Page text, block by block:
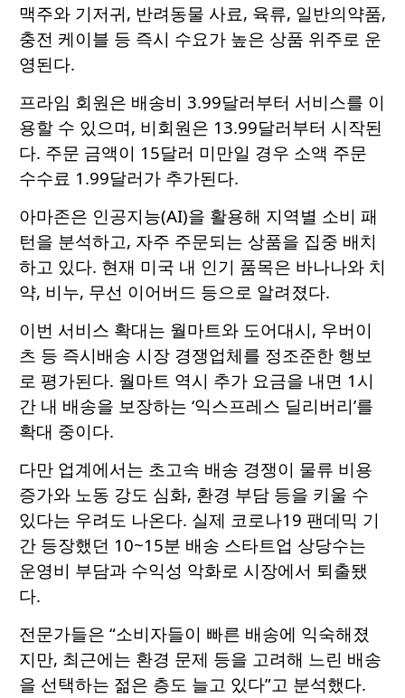
맥주와 기저귀, 반려동물 사료, 육류, 일반의약품,
충전 케이블 등 즉시 수요가 높은 상품 위주로 운
영된다.
프라임 회원은 배송비 3.99달러부터 서비스를 이
용할 수 있으며, 비회원은 13.99달러부터 시작된
다. 주문 금액이 15달러 미만일 경우 소액 주문
수수료 1.99달러가 추가된다.
아마존은 인공지능(AI)을 활용해 지역별 소비 패
턴을 분석하고, 자주 주문되는 상품을 집중 배치
하고 있다. 현재 미국 내 인기 품목은 바나나와 치
약, 비누, 무선 이어버드 등으로 알려졌다.
이번 서비스 확대는 월마트와 도어대시, 우버이
츠 등 즉시배송 시장 경쟁업체를 정조준한 행보
로 평가된다. 월마트 역시 추가 요금을 내면 1시
간 내 배송을 보장하는 ‘익스프레스 딜리버리’를
확대 중이다.
다만 업계에서는 초고속 배송 경쟁이 물류 비용
증가와 노동 강도 심화, 환경 부담 등을 키울 수
있다는 우려도 나온다. 실제 코로나19 팬데믹 기
간 등장했던 10~15분 배송 스타트업 상당수는
운영비 부담과 수익성 악화로 시장에서 퇴출됐
다.
전문가들은 “소비자들이 빠른 배송에 익숙해졌
지만, 최근에는 환경 문제 등을 고려해 느린 배송
을 선택하는 젊은 층도 늘고 있다”고 분석했다.